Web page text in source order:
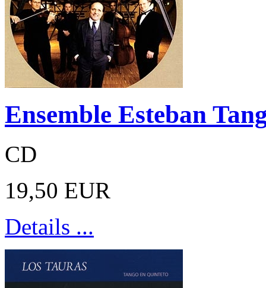
Ensemble Esteban
CD
19,50 EUR
Details ...